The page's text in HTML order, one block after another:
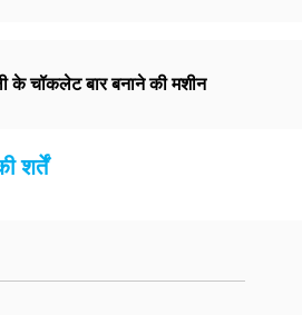
के चॉकलेट बार बनाने की मशीन
शर्तें